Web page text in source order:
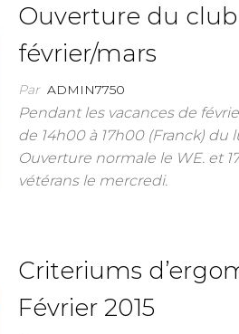
Ouverture du
février/mars
Par ADMIN7750
Pendant les vacances de
de 14h00 à 17h00 (Franck) du
Ouverture normale le WE. et
vétérans le mercredi.
Criteriums
Février 2015